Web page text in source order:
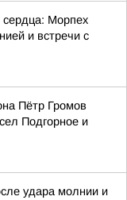
Морпех
и встречи с
Пётр Громов
Подгорное и
удара молнии и